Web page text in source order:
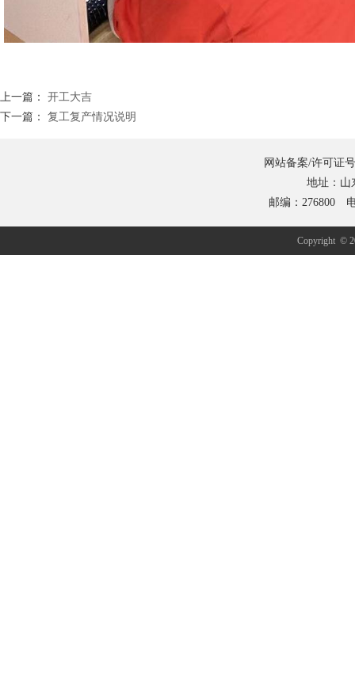
上一篇： 开工大吉
下一篇： 复工复产情况说明
网站备案/许可证
地址：山
邮编：276800
Copyright ©